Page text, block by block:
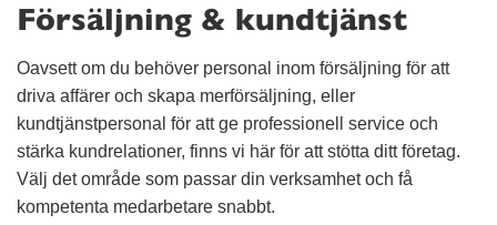
Försäljning & kundtjänst
Oavsett om du behöver personal inom försäljning för att
driva affärer och skapa merförsäljning, eller
kundtjänstpersonal för att ge professionell service och
stärka kundrelationer, finns vi här för att stötta ditt företag.
Välj det område som passar din verksamhet och få
kompetenta medarbetare snabbt.